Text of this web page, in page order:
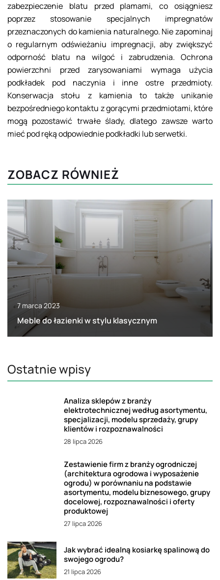
zabezpieczenie blatu przed plamami, co osiągniesz
poprzez stosowanie specjalnych impregnatów
przeznaczonych do kamienia naturalnego. Nie zapominaj
o regularnym odświeżaniu impregnacji, aby zwiększyć
odporność blatu na wilgoć i zabrudzenia. Ochrona
powierzchni przed zarysowaniami wymaga użycia
podkładek pod naczynia i inne ostre przedmioty.
Konserwacja stołu z kamienia to także unikanie
bezpośredniego kontaktu z gorącymi przedmiotami, które
mogą pozostawić trwałe ślady, dlatego zawsze warto
mieć pod ręką odpowiednie podkładki lub serwetki.
ZOBACZ RÓWNIEŻ
7 marca 2023
Meble do łazienki w stylu klasycznym
Ostatnie wpisy
Analiza sklepów z branży
elektrotechnicznej według asortymentu,
specjalizacji, modelu sprzedaży, grupy
klientów i rozpoznawalności
28 lipca 2026
Zestawienie firm z branży ogrodniczej
(architektura ogrodowa i wyposażenie
ogrodu) w porównaniu na podstawie
asortymentu, modelu biznesowego, grupy
docelowej, rozpoznawalności i oferty
produktowej
27 lipca 2026
Jak wybrać idealną kosiarkę spalinową do
swojego ogrodu?
21 lipca 2026